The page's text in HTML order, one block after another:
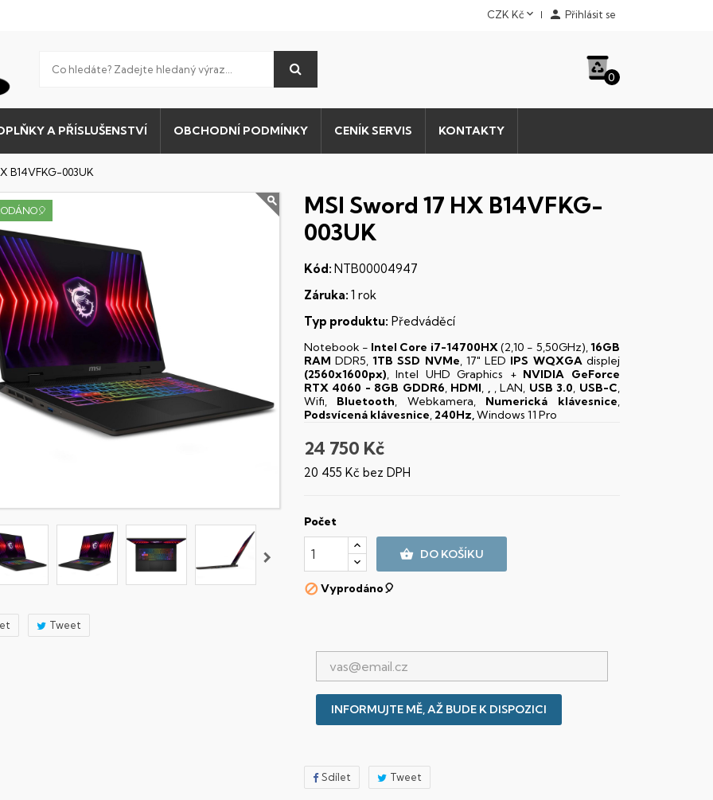
CZK Kč  Přihlásit se
0
A PŘÍSLUŠENSTVÍ OBCHODNÍ PODMÍNKY CENÍK SERVIS KONTAKTY
B14VFKG-003UK
Tweet
MSI Sword 17 HX B14VFKG-
003UK
Kód: NTB00004947
Záruka: 1 rok
Typ produktu: Předváděcí
Notebook - Intel Core i7-14700HX(2,10 - 5,50GHz),16GB
RAM DDR5,1TB SSD NVMe, 17" LED IPS WQXGAdisplej
(2560x1600px), Intel UHD Graphics + NVIDIA GeForce
RTX 4060 - 8GB GDDR6, HDMI, , , LAN, USB 3.0, USB-C,
Wifi, Bluetooth, Webkamera, Numerická klávesnice,
Podsvícená klávesnice, 240Hz,Windows 11 Pro
24 750 Kč
20 455 Kč bez DPH
Počet
 DO KOŠÍKU
Vyprodáno🎈
INFORMUJTE MĚ, AŽ BUDE K DISPOZICI
Sdílet Tweet